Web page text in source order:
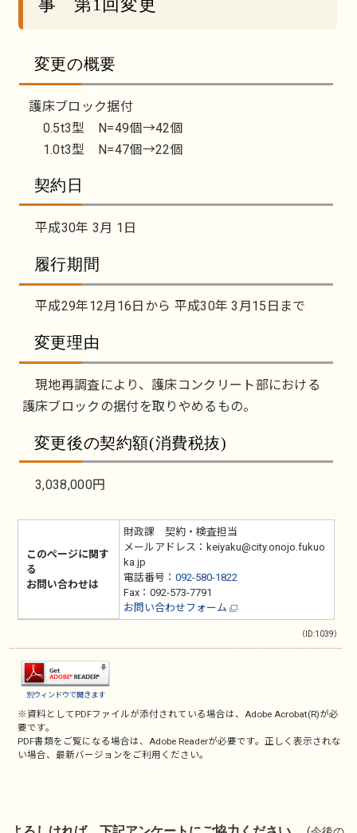
事 第1回変更
変更の概要
護床ブロック据付
0.5t3型 N=49個→42個
1.0t3型 N=47個→22個
契約日
平成30年 3月 1日
履行期間
平成29年12月16日から 平成30年 3月15日まで
変更理由
現地再調査により、護床コンクリート部における
護床ブロックの据付を取りやめるもの。
変更後の契約額(消費税抜)
3,038,000円
このページに関す
る
お問い合わせは
財政課 契約・検査担当
メールアドレス：keiyaku@city.onojo.fukuo
ka.jp
電話番号： 092-580-1822
Fax：092-573-7791
お問い合わせフォーム
（ID:1039）
別ウィンドウで開きます
※資料としてPDFファイルが添付されている場合は、Adobe Acrobat(R)が必
要です。
PDF書類をご覧になる場合は、Adobe Readerが必要です。正しく表示されな
い場合、最新バージョンをご利用ください。